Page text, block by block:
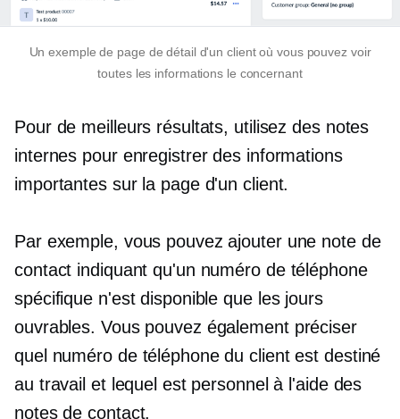
Un exemple de page de détail d'un client où vous pouvez voir
toutes les informations le concernant
Pour de meilleurs résultats, utilisez des notes
internes pour enregistrer des informations
importantes sur la page d'un client.
Par exemple, vous pouvez ajouter une note de
contact indiquant qu'un numéro de téléphone
spécifique n'est disponible que les jours
ouvrables. Vous pouvez également préciser
quel numéro de téléphone du client est destiné
au travail et lequel est personnel à l'aide des
notes de contact.